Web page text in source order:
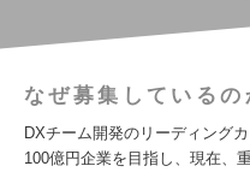
なぜ募集しているの
DXチーム開発のリーディング
100億円企業を目指し、現在、